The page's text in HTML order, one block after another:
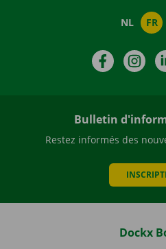
NL FR
Facebook
Bulletin
Restez informés des
Dockx